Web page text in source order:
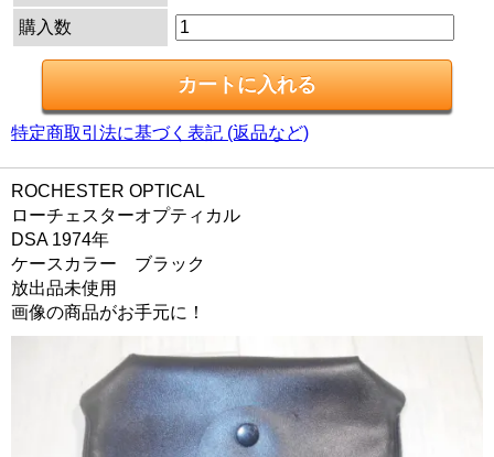
購入数
特定商取引法に基づく表記 (返品など)
ROCHESTER OPTICAL
ローチェスターオプティカル
DSA 1974年
ケースカラー ブラック
放出品未使用
画像の商品がお手元に！